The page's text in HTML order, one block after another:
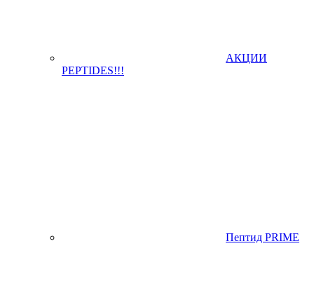
АКЦИИ
PEPTIDES!!!
Пептид PRIME